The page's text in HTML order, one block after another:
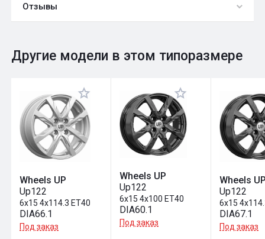
Отзывы
Оставить отзыв
Общий рейтинг 0
Другие модели в этом типоразмере
Wheels UP
Up122
6x15 4x114.3 ET40
DIA66.1
Под заказ
Wheels UP
Up122
6x15 4x100 ET40
DIA60.1
Под заказ
Wheels
Up122
6x15
DIA67.1
Под заказ